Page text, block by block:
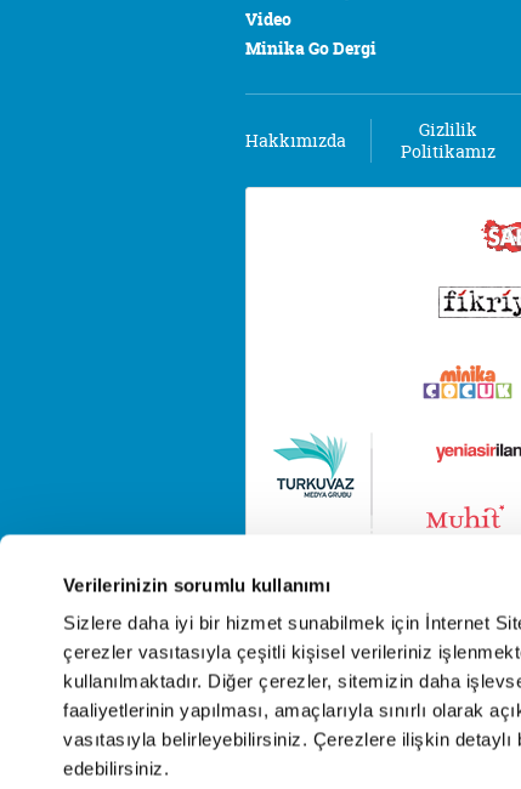
Verilerinizin sorumlu kullanımı
Sizlere daha iyi bir hizmet sunabilmek için İnternet
çerezler vasıtasıyla çeşitli kişisel verileriniz
kullanılmaktadır. Diğer çerezler, sitemizin daha
faaliyetlerinin yapılması, amaçlarıyla sınırlı olarak
vasıtasıyla belirleyebilirsiniz. Çerezlere ilişkin
edebilirsiniz.
Video
Minika Go Dergi
Hakkımızda
Gizlilik
Politikamız